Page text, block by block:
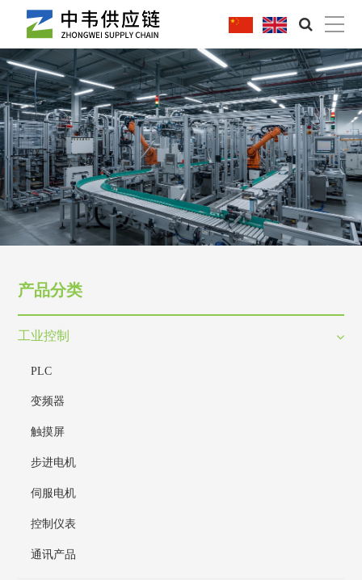
产品分类
工业控制
PLC
变频器
触摸屏
步进电机
伺服电机
控制仪表
通讯产品